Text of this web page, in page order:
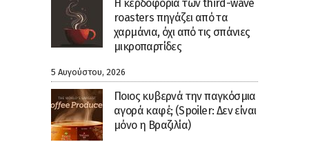
Η κερδοφορία των third-wave
roasters πηγάζει από τα
χαρμάνια, όχι από τις σπάνιες
μικροπαρτίδες
5 Αυγούστου, 2026
Ποιος κυβερνά την παγκόσμια
αγορά καφέ; (Spoiler: Δεν είναι
μόνο η Βραζιλία)